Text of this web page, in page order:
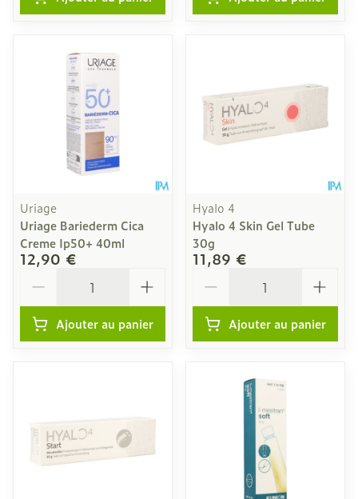
Uriage
Uriage Bariederm Cica
Creme Ip50+ 40ml
12,90 €
Ajouter au panier
Hyalo 4
Hyalo 4 Skin Gel Tube
30g
11,89 €
Ajouter au panier